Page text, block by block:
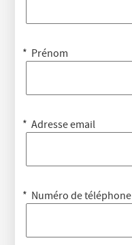
Prénom
Adresse email
Numéro de téléphone